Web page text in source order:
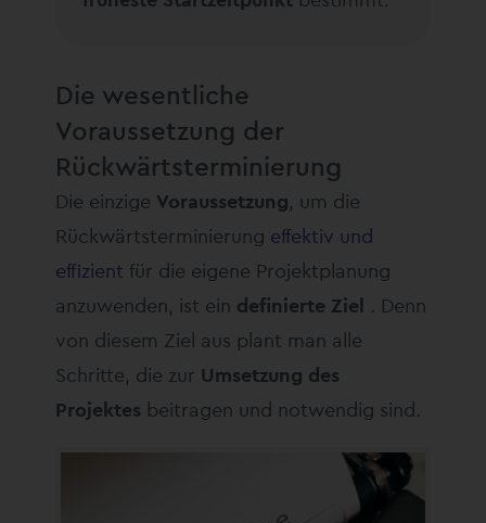
Die wesentliche
Voraussetzung der
Rückwärtsterminierung
Die einzige Voraussetzung, um die
Rückwärtsterminierung effektiv und
effizient für die eigene Projektplanung
anzuwenden, ist ein definierte Ziel . Denn
von diesem Ziel aus plant man alle
Schritte, die zur Umsetzung des
Projektes beitragen und notwendig sind.